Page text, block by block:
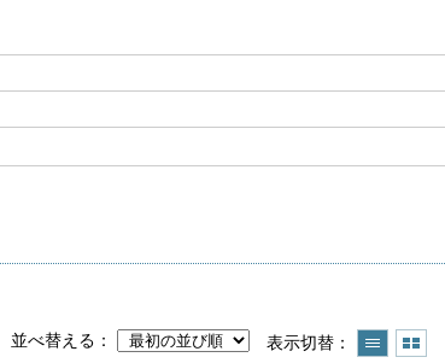
並べ替える
表示切替